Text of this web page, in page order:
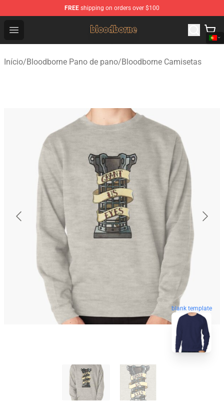
FREE shipping on orders over $100
Open menu
Bloodborne Shop - Official Bloodborne Merchandise
Início/Bloodborne Pano de pano/Bloodborne Camisetas
blank template